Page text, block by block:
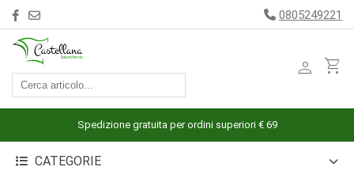
ACCESSORI
ARREDAMENTO
BIANCHERIA
0805249221
person shopping_cart
Spedizione gratuita per ordini superiori € 69
CATEGORIE